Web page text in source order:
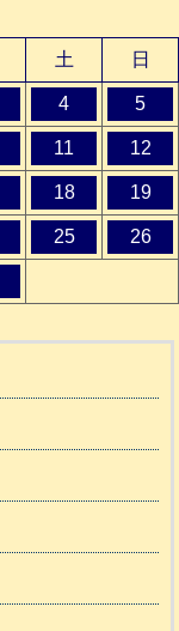
土 日
4 5
11 12
18 19
25 26